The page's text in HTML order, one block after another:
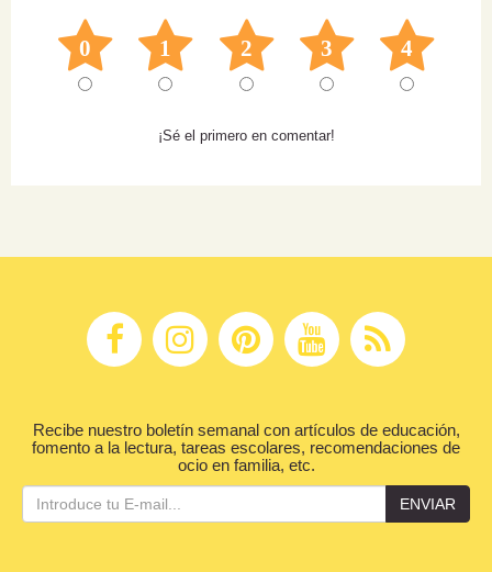
0 1 2 3 4
¡Sé el primero en comentar!
Recibe nuestro boletín semanal con artículos de educación,
fomento a la lectura, tareas escolares, recomendaciones de
ocio en familia, etc.
ENVIAR